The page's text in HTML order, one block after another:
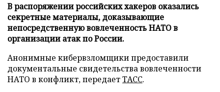
В распоряжении российских хакеров оказались
секретные материалы, доказывающие
непосредственную вовлеченность НАТО в
организации атак по России.
Анонимные кибервзломщики предоставили
документальные свидетельства вовлеченности
НАТО в конфликт, передаетТАСС.